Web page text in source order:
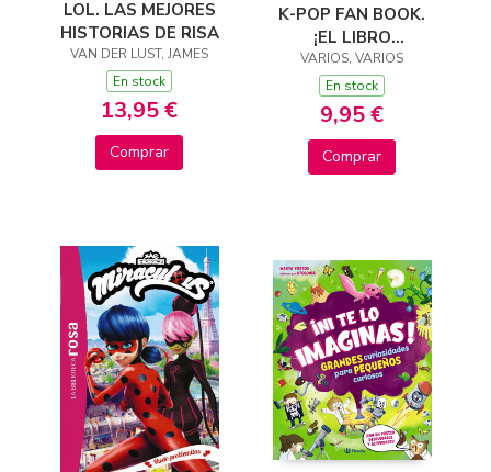
LOL. LAS MEJORES
HISTORIAS DE RISA
VAN DER LUST, JAMES
En stock
13,95 €
Comprar
K-POP FAN BOOK.
¡EL LIBRO
ANTIABURRIMIENTO
PARA FANS FELICES!
VARIOS, VARIOS
En stock
9,95 €
Comprar